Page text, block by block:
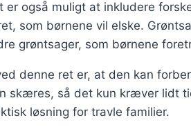
er også muligt at inkludere
som børnene vil elske.
grøntsager, som børnene
denne ret er, at den kan
skæres, så det kun kræver lidt
løsning for travle familier.